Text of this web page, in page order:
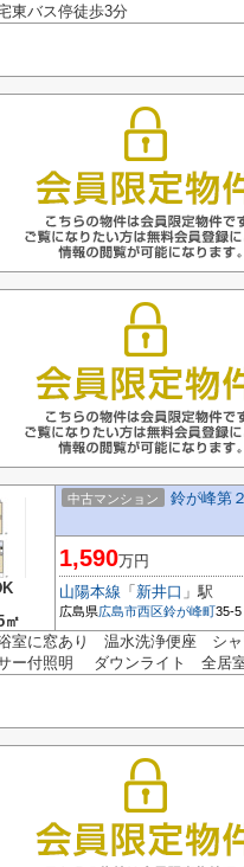
東バス停徒歩3分
㎡
中古マンション 鈴が峰第
1,590万円
山陽本線 「 新井口 」駅
広島県広島市西区鈴が峰町35-5
室に窓あり 温水洗浄便座 シ
ー付照明 ダウンライト 全居